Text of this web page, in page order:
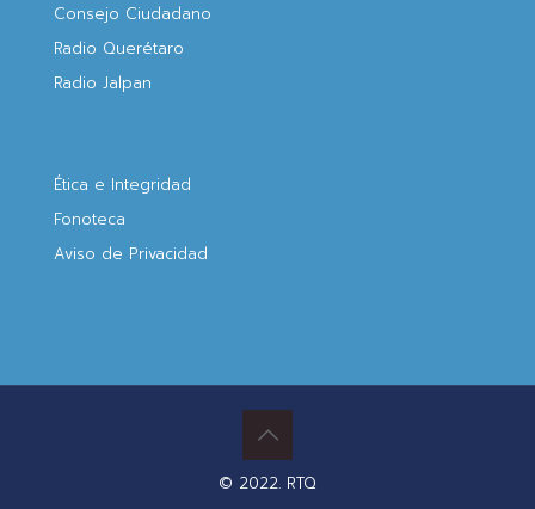
Consejo Ciudadano
Radio Querétaro
Radio Jalpan
Ética e Integridad
Fonoteca
Aviso de Privacidad
© 2022. RTQ